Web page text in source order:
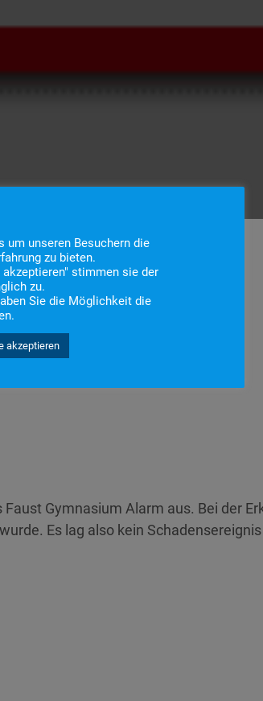
Gymnasium Alarm aus. Bei der
Es lag also kein Schadensereignis
um unseren Besuchern die
zu bieten.
stimmen sie der
zu.
Sie die Möglichkeit die
akzeptieren